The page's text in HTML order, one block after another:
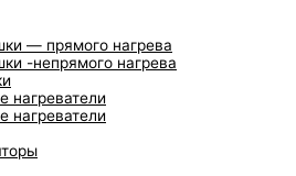
— прямого нагрева
-непрямого нагрева
нагреватели
нагреватели